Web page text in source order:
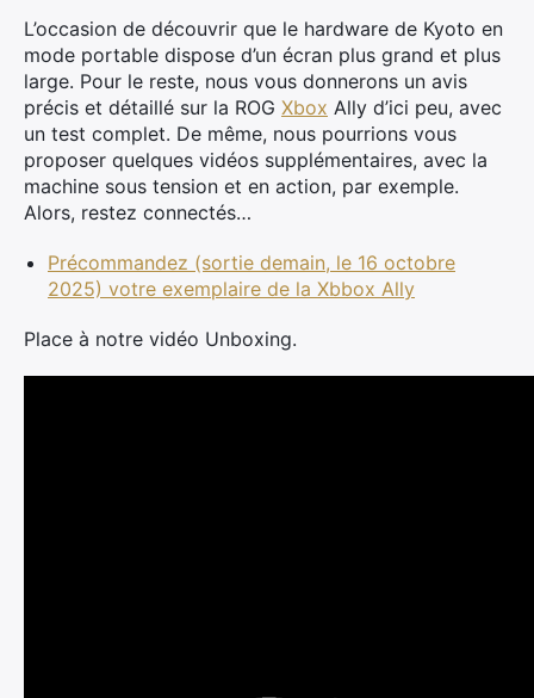
L’occasion de découvrir que le hardware de Kyoto en
mode portable dispose d’un écran plus grand et plus
large. Pour le reste, nous vous donnerons un avis
précis et détaillé sur la ROG Xbox Ally d’ici peu, avec
un test complet. De même, nous pourrions vous
proposer quelques vidéos supplémentaires, avec la
machine sous tension et en action, par exemple.
Alors, restez connectés…
Précommandez (sortie demain, le 16 octobre
2025) votre exemplaire de la Xbbox Ally
Place à notre vidéo Unboxing.